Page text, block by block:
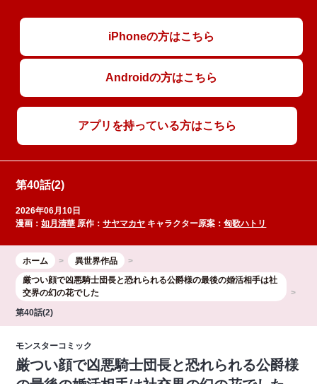
iPhoneの方はこちら
Androidの方はこちら
アプリを持っている方はこちら
第40話(2)
2026年06月10日
漫画：如月清華 原作：サヤマカヤ キャラクター原案：匈歌ハトリ
ホーム
異世界作品
厳つい顔で凶悪騎士団長と恐れられる公爵様の最後の婚活相手は社
交界の幻の花でした
第40話(2)
モンスターコミック
厳つい顔で凶悪騎士団長と恐れられる公爵様